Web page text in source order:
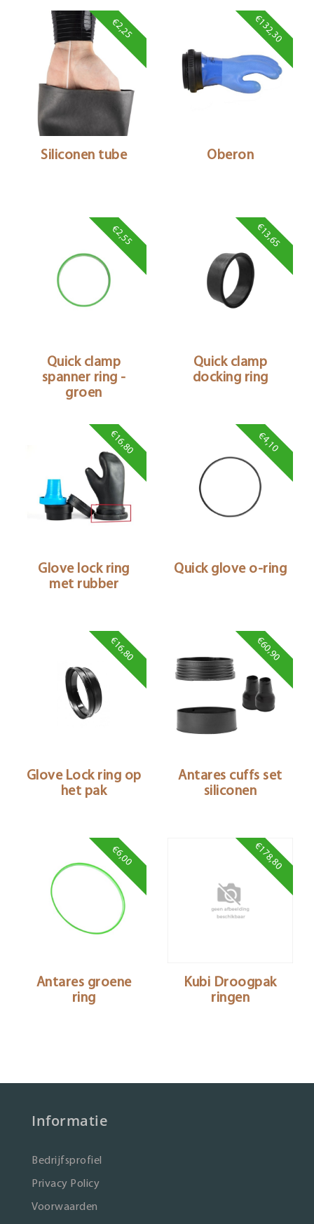
€2,25
Siliconen tube
€132,30
Oberon
€2,55
Quick clamp
spanner ring -
groen
€13,65
Quick clamp
docking ring
€16,80
Glove lock ring
met rubber
€4,10
Quick glove o-ring
€16,80
Glove Lock ring op
het pak
€60,90
Antares cuffs set
siliconen
€6,00
Antares groene
ring
€178,80
Kubi Droogpak
ringen
Informatie
Bedrijfsprofiel
Privacy Policy
Voorwaarden